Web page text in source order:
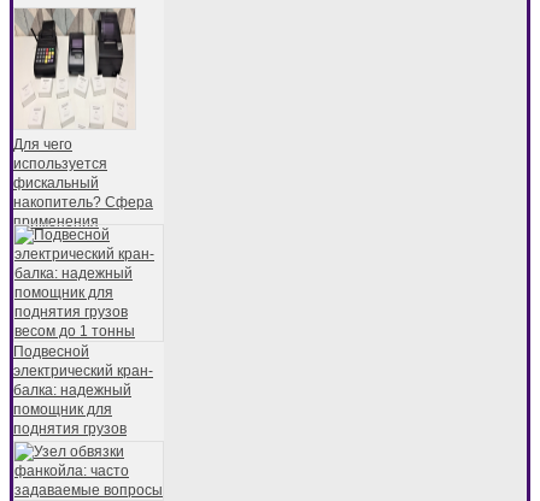
Для чего
используется
фискальный
накопитель? Сфера
применения
Подвесной
электрический кран-
балка: надежный
помощник для
поднятия грузов